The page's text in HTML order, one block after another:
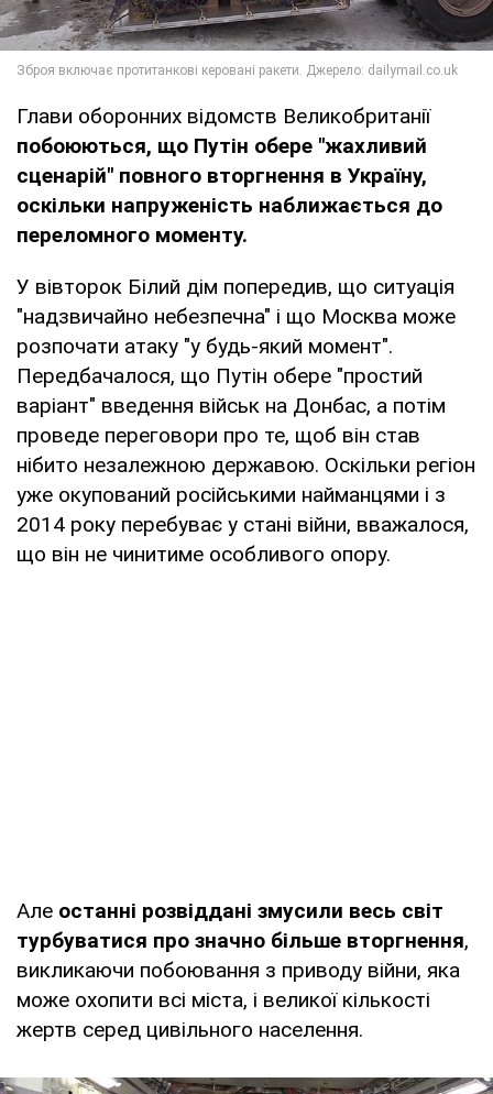
Глави оборонних відомств Великобританії
побоюються, що Путін обере "жахливий
сценарій" повного вторгнення в Україну,
оскільки напруженість наближається до
переломного моменту.
У вівторок Білий дім попередив, що ситуація
"надзвичайно небезпечна" і що Москва може
розпочати атаку "у будь-який момент".
Передбачалося, що Путін обере "простий
варіант" введення військ на Донбас, а потім
проведе переговори про те, щоб він став
нібито незалежною державою. Оскільки регіон
уже окупований російськими найманцями і з
2014 року перебуває у стані війни, вважалося,
що він не чинитиме особливого опору.
Але останні розвіддані змусили весь світ
турбуватися про значно більше вторгнення,
викликаючи побоювання з приводу війни, яка
може охопити всі міста, і великої кількості
жертв серед цивільного населення.